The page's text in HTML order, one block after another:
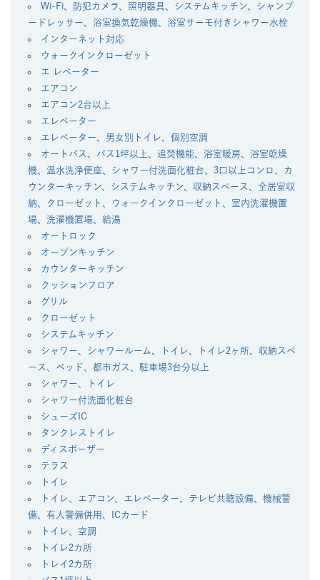
Wi-Fi、防犯カメラ、照明器具、システムキッチン、シャンプ
ードレッサー、浴室換気乾燥機、浴室サーモ付きシャワー水栓
インターネット対応
ウォークインクローゼット
エ レベーター
エアコン
エアコン2台以上
エレベーター
エレベーター、男女別トイレ、個別空調
オートバス、バス1坪以上、追焚機能、浴室暖房、浴室乾燥
機、温水洗浄便座、シャワー付洗面化粧台、3口以上コンロ、カ
ウンターキッチン、システムキッチン、収納スペース、全居室収
納、クローゼット、ウォークインクローゼット、室内洗濯機置
場、洗濯機置場、給湯
オートロック
オープンキッチン
カウンターキッチン
クッションフロア
グリル
クローゼット
システムキッチン
シャワー、シャワールーム、トイレ、トイレ2ヶ所、収納スペ
ース、ベッド、都市ガス、駐車場3台分以上
シャワー、トイレ
シャワー付洗面化粧台
シューズIC
タンクレストイレ
ディスポーザー
テラス
トイレ
トイレ、エアコン、エレベーター、テレビ共聴設備、機械警
備、有人警備併用、ICカード
トイレ、空調
トイレ2カ所
トレイ2カ所